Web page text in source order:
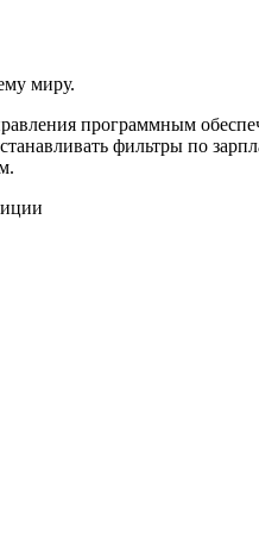
миру.
программным
фильтры по